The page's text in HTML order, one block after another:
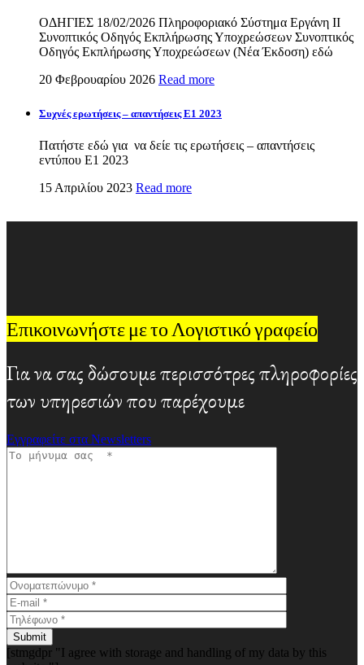
ΟΔΗΓΙΕΣ 18/02/2026 Πληροφοριακό Σύστημα Εργάνη ΙΙ
Συνοπτικός Οδηγός Εκπλήρωσης Υποχρεώσεων Συνοπτικός
Οδηγός Εκπλήρωσης Υποχρεώσεων (Νέα Έκδοση) εδώ
20 Φεβρουαρίου 2026 Read more
Συχνές ερωτήσεις – απαντήσεις Ε1 2023
Πατήστε εδώ για να δείε τις ερωτήσεις – απαντήσεις
εντύπου Ε1 2023
15 Απριλίου 2023 Read more
Επικοινωνήστε με το Λογιστικό γραφείο
Για να σας δώσουμε περισσότρες πληροφορίες
των υπηρεσιών που παρέχουμε
Εγγραφείτε στα Newsletters
Submit
[stmgdpr "I agree with storage and handling of my data by this